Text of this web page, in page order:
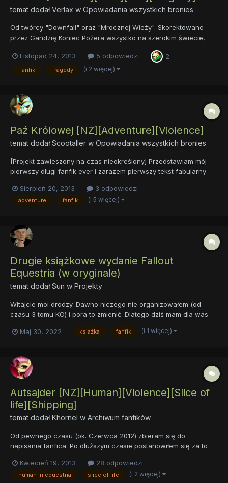
temat dodałVerlax w Opowiadania wszystkich bronies
Od twórcy "Downfall" oraz "Mrocznej Wieży". Skorektowane
przez Gandzię Koniec Pożera wszystko na szerokim świecie,
kamienie, jasną stal łamie, wysusza strumienie, królów zabija,
burzy dumne miasta, powala górę, co w ni...
Listopad 24, 2013 5 odpowiedzi 2
Fanfik Tragedy (i 2 więcej)
Paź Królowej [NZ][Adventure][Violence]
temat dodałScootaller w Opowiadania wszystkich bronies
[Projekt zawieszony na czas nieokreślony] Przedstawiam mój
pierwszy długi fanfik ever i zarazem pierwszy tekst fabularny
trzeciego sezonu, przed uczynieniem Twilight Alikornem, a po
zreformowaniu Discorda, jednak nie ma to większego w...
Sierpień 20, 2013 3 odpowiedzi
adventure fanfik (i 5 więcej)
Drugie książkowe wydanie Fallout
Equestria (w oryginale)
temat dodałSun w Projekty
Witajcie moi drodzy. Dawno niczego nie organizowałem (od
czasu 3 tomu KO) i pora to zmienić. Dlatego dziś mam dla was
angielsku. Tym razem nastąpiła jednak pewna drobna zmiana.
Maj 30, 2022 ksiażka fanfik (i 1 więcej)
Autsajder [NZ][Human][Violence][Slice of
life][Shipping]
temat dodałKhornel w Archiwum fanfików
Od pewnego czasu (ok. Czerwca 2012) zbieram się do
napisania fanfica. Po dłuższym czasie postanowiłem się za to
Encyklopedia Equestrii wg. Qebora Tom I Opis: Historia
człowieka, który trafia do Equestrii i ma problemy z
Kwiecień 19, 2013 28 odpowiedzi
human in equestria slice of life (i 2 więcej)